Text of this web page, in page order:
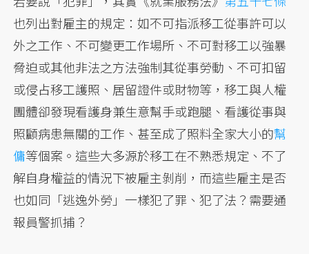
也列出對雇主的規定：如不可指派移工從事許可以
外之工作、不可變更工作場所、不可對移工以強暴
脅迫或其他非法之方法強制其從事勞動、不可扣留
或侵占移工護照、居留證件或財物等，移工與人權
團體卻發現看護身兼生意幫手或跑腿、看護從事與
照顧病患無關的工作、甚至成了照料全家大小的幫
傭等個案。這些大多源於移工在不熟悉規定、不了
解自身權益的情況下被雇主剝削，而這些雇主是否
也如同「逃逸外勞」一樣犯了罪、犯了法？需要通
報員警抓捕？